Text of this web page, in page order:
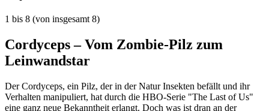
1 bis 8 (von insgesamt 8)
Cordyceps – Vom Zombie-Pilz zum
Leinwandstar
Der Cordyceps, ein Pilz, der in der Natur Insekten befällt und ihr
Verhalten manipuliert, hat durch die HBO-Serie "The Last of Us"
eine ganz neue Bekanntheit erlangt. Doch was ist dran an der